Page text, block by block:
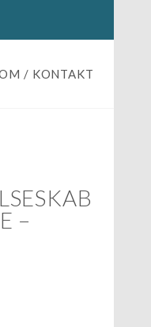
/ KONTAKT
–